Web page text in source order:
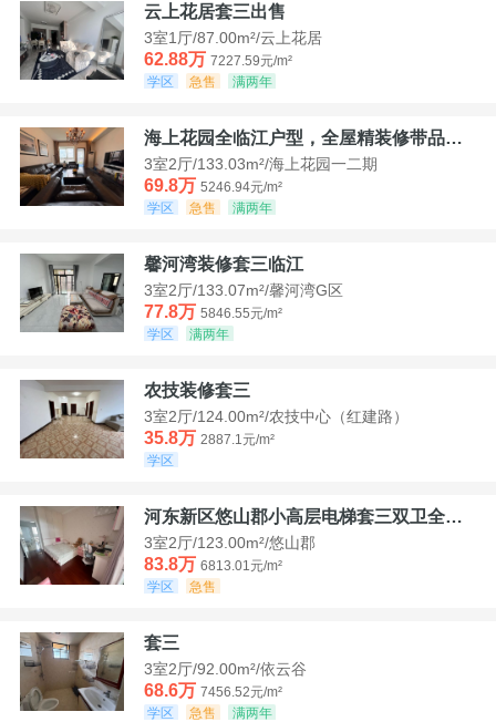
云上花居套三出售
3室1厅/87.00m²/云上花居
62.88万 7227.59元/m²
学区
急售 满两年
海上花园全临江户型，全屋精装修带品牌家具家电，诚意出售！
3室2厅/133.03m²/海上花园一二期
69.8万 5246.94元/m²
学区
急售 满两年
馨河湾装修套三临江
3室2厅/133.07m²/馨河湾G区
77.8万 5846.55元/m²
学区
满两年
农技装修套三
3室2厅/124.00m²/农技中心（红建路）
35.8万 2887.1元/m²
学区
河东新区悠山郡小高层电梯套三双卫全装带家具家电
3室2厅/123.00m²/悠山郡
83.8万 6813.01元/m²
学区
急售
套三
3室2厅/92.00m²/依云谷
68.6万 7456.52元/m²
学区
急售 满两年